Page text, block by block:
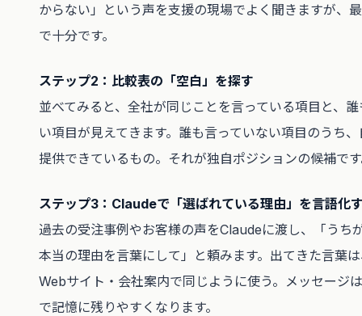
からない」という声を支援の現場でよく聞きますが、
で十分です。
ステップ2：比較表の「空白」を探す
並べてみると、全社が同じことを言っている項目と、
い項目が見えてきます。誰も言っていない項目のうち
提供できているもの。それが独自ポジションの候補で
ステップ3：Claudeで「選ばれている理由」を言語化
過去の受注事例やお客様の声をClaudeに渡し、「うち
本当の理由を言葉にして」と頼みます。出てきた言葉
Webサイト・会社案内で同じように使う。メッセージ
で記憶に残りやすくなります。